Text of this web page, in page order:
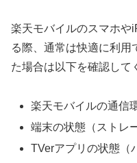
楽天モバイルのスマホや
る際、通常は快適に利用
た場合は以下を確認して
楽天モバイルの通信
端末の状態（ストレ
TVerアプリの状態（